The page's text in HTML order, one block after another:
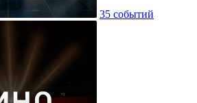
35 событий